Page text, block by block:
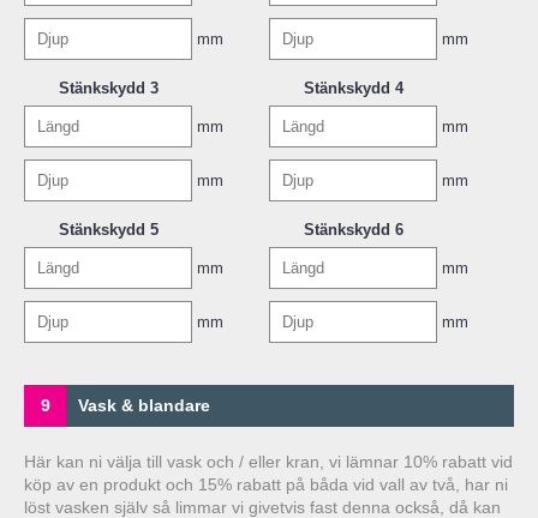
mm mm
Stänkskydd 3
mm
mm
Stänkskydd 4
mm
mm
Stänkskydd 5
mm
mm
Stänkskydd 6
mm
mm
9 Vask & blandare
Här kan ni välja till vask och / eller kran, vi lämnar 10% rabatt vid
köp av en produkt och 15% rabatt på båda vid vall av två, har ni
löst vasken själv så limmar vi givetvis fast denna också, då kan